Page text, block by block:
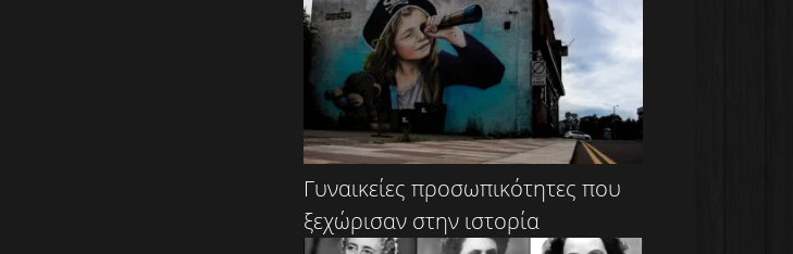
Γυναικείες προσωπικότητες που
ξεχώρισαν στην ιστορία